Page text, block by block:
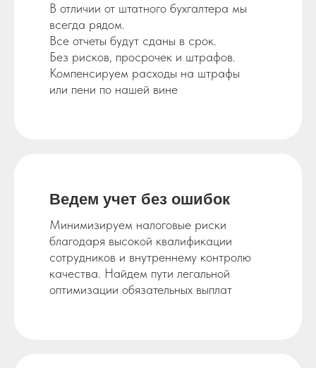
В отличии от штатного бухгалтера мы
всегда рядом.
Все отчеты будут сданы в срок.
Без рисков, просрочек и штрафов.
Компенсируем расходы на штрафы
или пени по нашей вине
Ведем учет без ошибок
Минимизируем налоговые риски
благодаря высокой квалификации
сотрудников и внутреннему контролю
качества. Найдем пути легальной
оптимизации обязательных выплат